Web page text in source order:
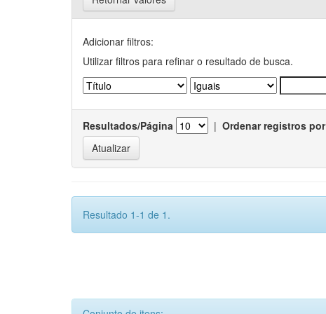
Adicionar filtros:
Utilizar filtros para refinar o resultado de busca.
Resultados/Página | Ordenar registros por
Resultado 1-1 de 1.